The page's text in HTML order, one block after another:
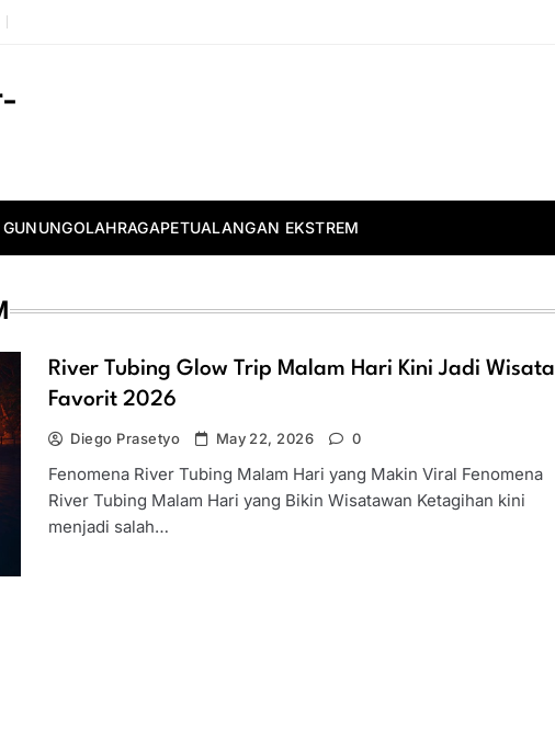
OLAHRAGAPETUALANGAN EKSTREM
River Tubing Glow Trip Malam Hari Kini Jadi Wisata
Favorit 2026
Diego Prasetyo May 22, 2026 0
Fenomena River Tubing Malam Hari yang Makin Viral Fenomena
River Tubing Malam Hari yang Bikin Wisatawan Ketagihan kini
menjadi salah…